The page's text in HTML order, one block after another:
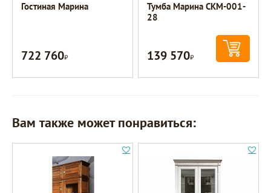
Гостиная Марина
722 760Р
Тумба Марина СКМ-001-
28
139 570Р
Вам также может понравиться: